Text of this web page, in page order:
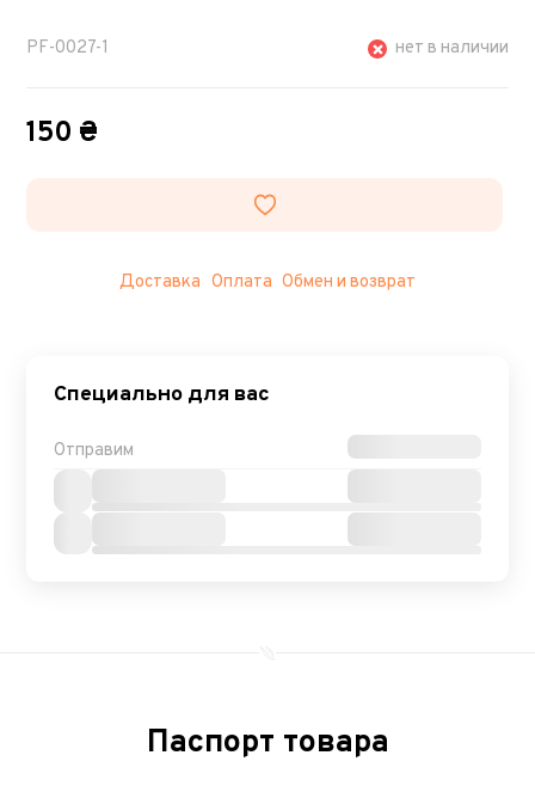
PF-0027-1 нет в наличии
150 ₴
Доставка Оплата Обмен и возврат
Специально для вас
Отправим
Паспорт товара